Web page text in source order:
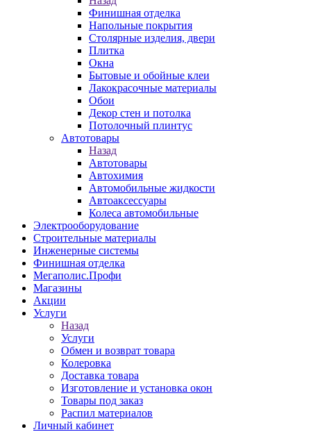
Финишная отделка
Напольные покрытия
Столярные изделия, двери
Плитка
Окна
Бытовые и обойные клеи
Лакокрасочные материалы
Обои
Декор стен и потолка
Потолочный плинтус
Автотовары
Назад
Автотовары
Автохимия
Автомобильные жидкости
Автоаксессуары
Колеса автомобильные
Электрооборудование
Строительные материалы
Инженерные системы
Финишная отделка
Мегаполис.Профи
Магазины
Акции
Услуги
Назад
Услуги
Обмен и возврат товара
Колеровка
Доставка товара
Изготовление и установка окон
Товары под заказ
Распил материалов
Личный кабинет